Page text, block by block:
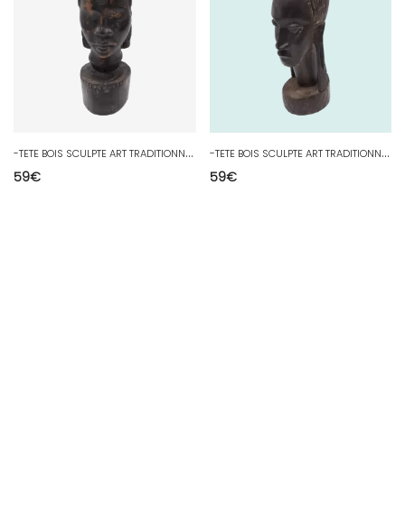
-
TETE BOIS SCULPTE ART TRADITIONNEL ETHNIQUE TRIBAL AFRICAIN GUERRIER MASSAÏ?
59€
-
TETE BOIS SCULPTE ART TRADITIONNEL ETHNIQUE TRIBAL AFRICAIN FEMME MASSAÏ?
59€